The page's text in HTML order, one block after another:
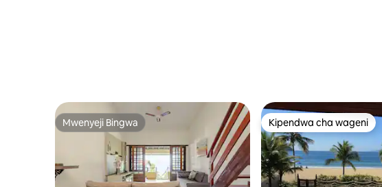
Mwenyeji Bingwa
Mwenyeji Bingwa Kipendwa cha wageni
Kipendwa cha wageni